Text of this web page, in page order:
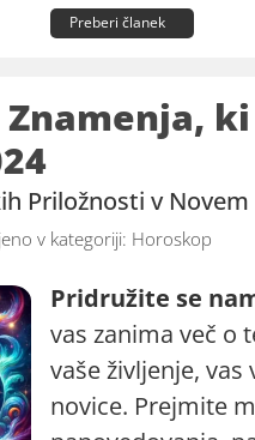
Preberi članek
Priložnosti v
v kategoriji: Horoskop
Pridružite se
vas zanima več o
vaše življenje,
novice. Prejmite